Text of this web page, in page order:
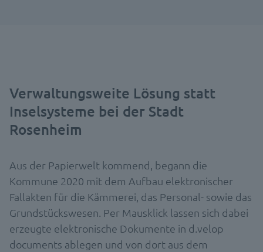
Verwaltungsweite Lösung statt
Inselsysteme bei der Stadt
Rosenheim
Aus der Papierwelt kommend, begann die
Kommune 2020 mit dem Aufbau elektronischer
Fallakten für die Kämmerei, das Personal- sowie das
Grundstückswesen. Per Mausklick lassen sich dabei
erzeugte elektronische Dokumente in d.velop
documents ablegen und von dort aus dem